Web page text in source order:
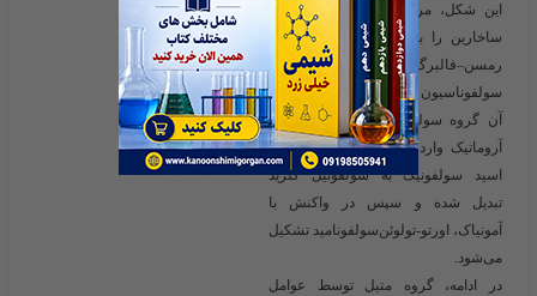
این شکل، مراحل اصلی تولید صنعتی
ساخارین را بر اساس روش کلاسیک
رمسن–فالبرگ نشان می‌دهد. فرآیند با
سولفوناسیون تولوئن
آغاز می‌شود که در
آن گروه سولفونیک (–SO₃H) به حلقه
آروماتیک وارد می‌شود. در مرحله بعد،
اسید سولفونیک بهسولفونیل کلرید
تبدیل شده و سپس در واکنش با
آمونیاک، اورتو-تولوئن‌سولفونامید تشکیل
می‌شود.
در ادامه، گروه متیل توسط عوامل